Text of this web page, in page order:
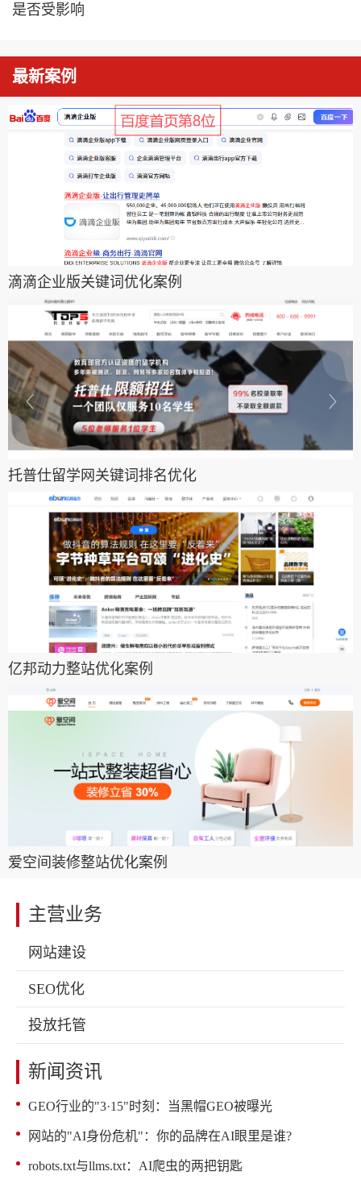
是否受影响
最新案例
滴滴企业版关键词优化案例
托普仕留学网关键词排名优化
亿邦动力整站优化案例
爱空间装修整站优化案例
主营业务
网站建设
SEO优化
投放托管
新闻资讯
GEO行业的"3·15"时刻：当黑帽GEO被曝光
网站的"AI身份危机"：你的品牌在AI眼里是谁?
robots.txt与llms.txt：AI爬虫的两把钥匙